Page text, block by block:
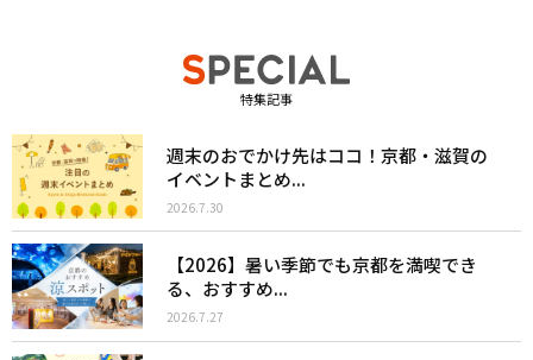
特集記事
週末のおでかけ先はココ！京都・滋賀の
イベントまとめ...
2026.7.30
【2026】暑い季節でも京都を満喫でき
る、おすすめ...
2026.7.27